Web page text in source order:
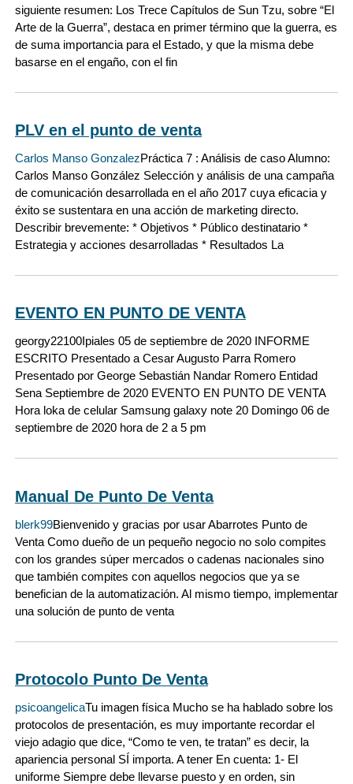
siguiente resumen: Los Trece Capítulos de Sun Tzu, sobre “El
Arte de la Guerra”, destaca en primer término que la guerra, es
de suma importancia para el Estado, y que la misma debe
basarse en el engaño, con el fin
PLV en el punto de venta
Carlos Manso GonzalezPráctica 7 : Análisis de caso Alumno:
Carlos Manso González Selección y análisis de una campaña
de comunicación desarrollada en el año 2017 cuya eficacia y
éxito se sustentara en una acción de marketing directo.
Describir brevemente: * Objetivos * Público destinatario *
Estrategia y acciones desarrolladas * Resultados La
EVENTO EN PUNTO DE VENTA
georgy22100Ipiales 05 de septiembre de 2020 INFORME
ESCRITO Presentado a Cesar Augusto Parra Romero
Presentado por George Sebastián Nandar Romero Entidad
Sena Septiembre de 2020 EVENTO EN PUNTO DE VENTA
Hora loka de celular Samsung galaxy note 20 Domingo 06 de
septiembre de 2020 hora de 2 a 5 pm
Manual De Punto De Venta
blerk99Bienvenido y gracias por usar Abarrotes Punto de
Venta Como dueño de un pequeño negocio no solo compites
con los grandes súper mercados o cadenas nacionales sino
que también compites con aquellos negocios que ya se
benefician de la automatización. Al mismo tiempo, implementar
una solución de punto de venta
Protocolo Punto De Venta
psicoangelicaTu imagen física Mucho se ha hablado sobre los
protocolos de presentación, es muy importante recordar el
viejo adagio que dice, “Como te ven, te tratan” es decir, la
apariencia personal SÍ importa. A tener En cuenta: 1- El
uniforme Siempre debe llevarse puesto y en orden, sin